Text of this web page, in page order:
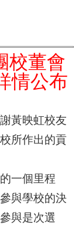
校董會
情公布
黃映虹校友
所作出的貢
一個里程
與學校的決
與是次選